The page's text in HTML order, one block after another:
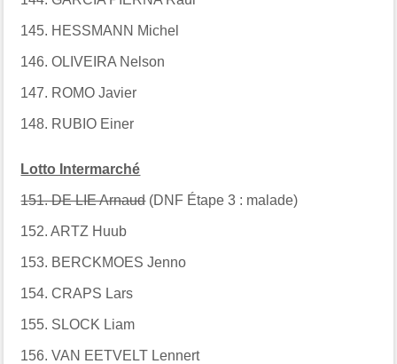
145. HESSMANN Michel
146. OLIVEIRA Nelson
147. ROMO Javier
148. RUBIO Einer
Lotto Intermarché
151. DE LIE Arnaud(DNF Étape 3 : malade)
152. ARTZ Huub
153. BERCKMOES Jenno
154. CRAPS Lars
155. SLOCK Liam
156. VAN EETVELT Lennert